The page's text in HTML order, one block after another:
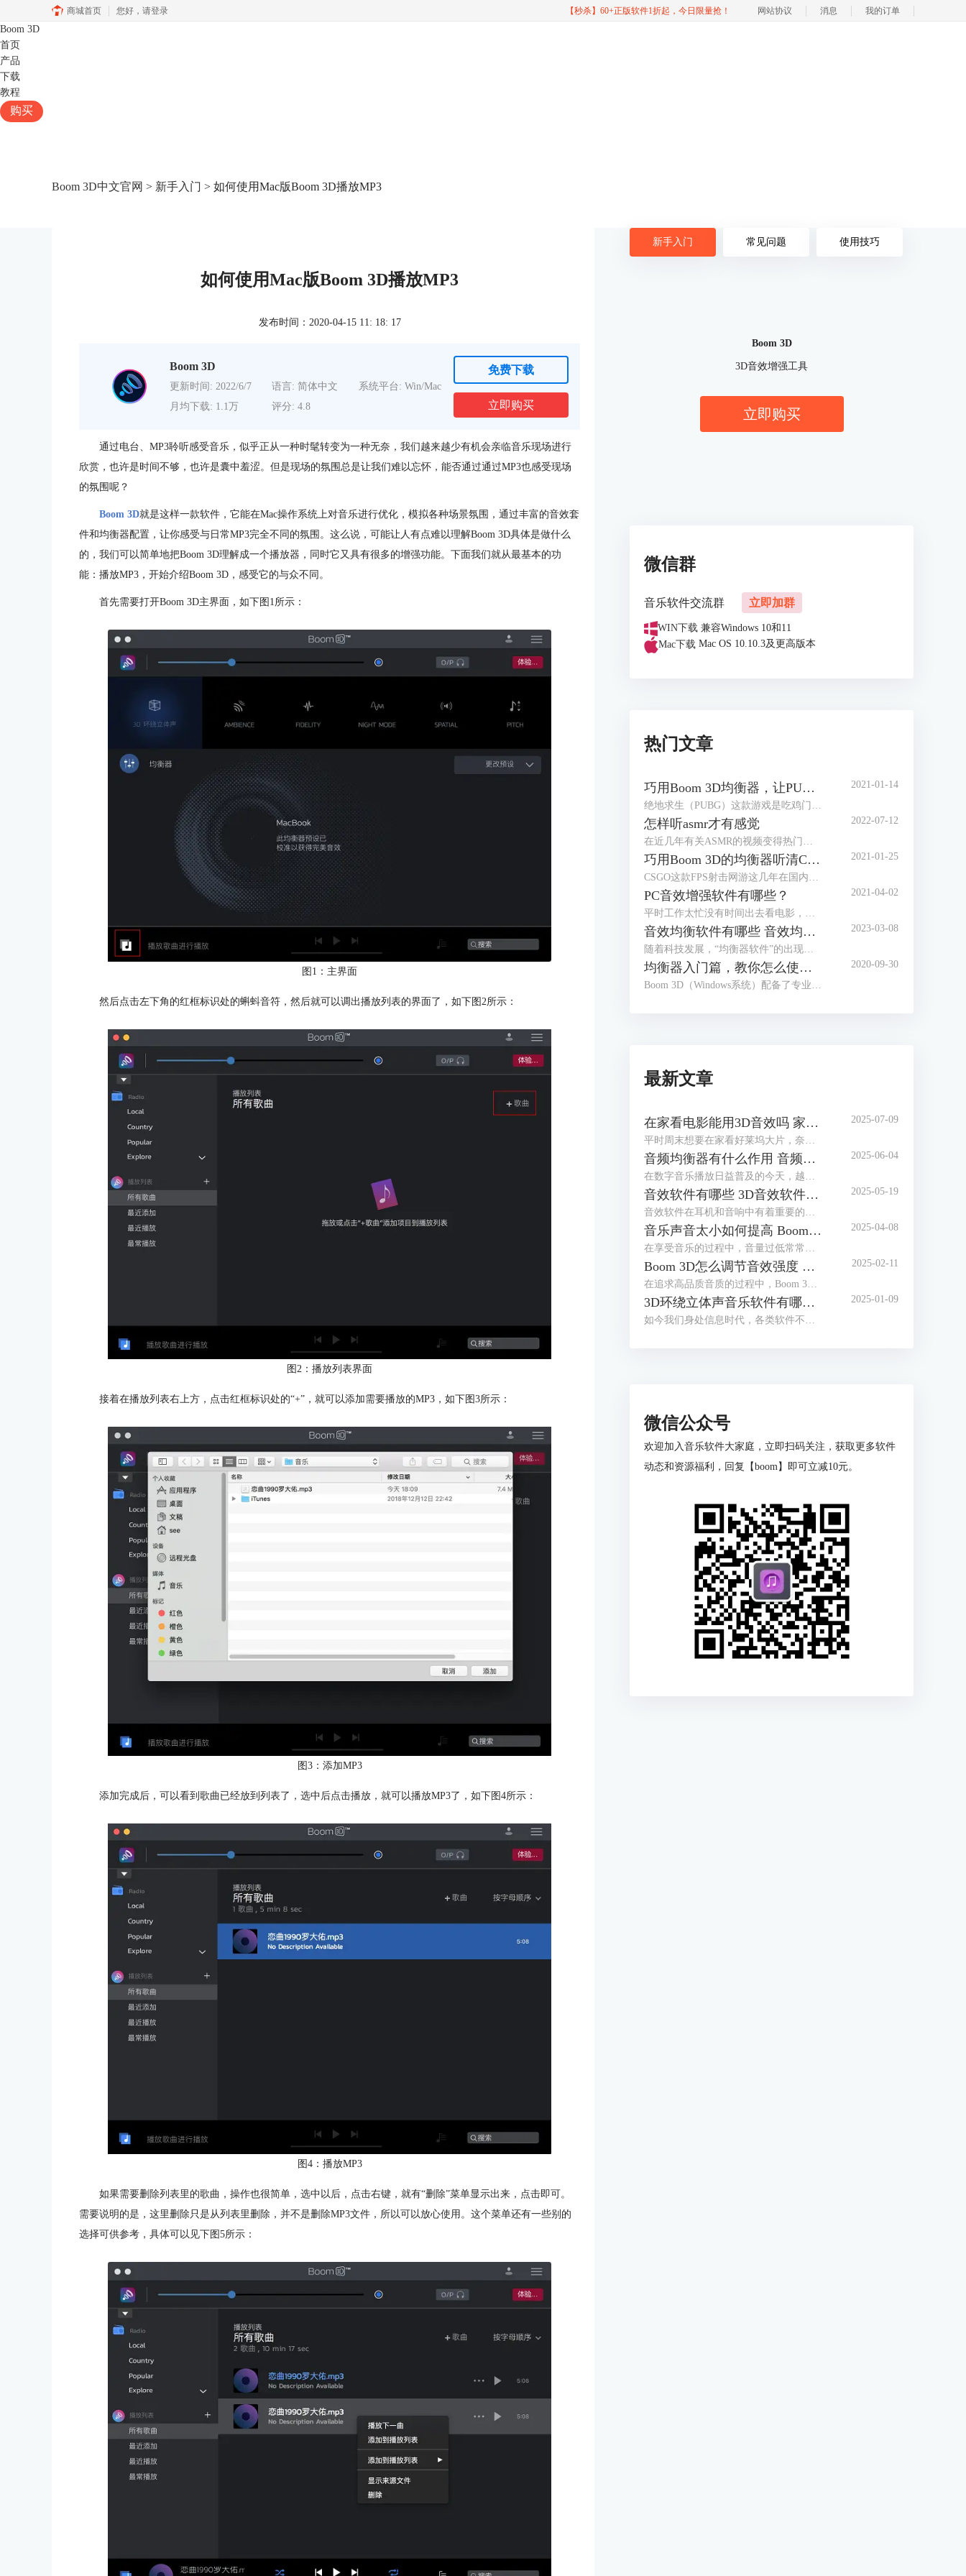
商城首页 您好， 请登录 【秒杀】60+正版软件1折起，今日限量抢！ 网站协议 消息 我的订单
Boom 3D
首页
产品
下载
教程
购买
Boom 3D中文官网 > 新手入门 > 如何使用Mac版Boom 3D播放MP3
如何使用Mac版Boom 3D播放MP3
发布时间：2020-04-15 11: 18: 17
Boom 3D
更新时间: 2022/6/7 语言: 简体中文
系统平台: Win/Mac
月均下载: 1.1万
评分: 4.8
免费下载
立即购买
通过电台、MP3聆听感受音乐，似乎正从一种时髦转变为一种无奈，我们越来越少有机会亲临音乐现场进行
欣赏，也许是时间不够，也许是囊中羞涩。但是现场的氛围总是让我们难以忘怀，能否通过通过MP3也感受现场
的氛围呢？
Boom 3D就是这样一款软件，它能在Mac操作系统上对音乐进行优化，模拟各种场景氛围，通过丰富的音效套
件和均衡器配置，让你感受与日常MP3完全不同的氛围。这么说，可能让人有点难以理解Boom 3D具体是做什么
的，我们可以简单地把Boom 3D理解成一个播放器，同时它又具有很多的增强功能。下面我们就从最基本的功
能：播放MP3，开始介绍Boom 3D，感受它的与众不同。
首先需要打开Boom 3D主界面，如下图1所示：
图1：主界面
然后点击左下角的红框标识处的蝌蚪音符，然后就可以调出播放列表的界面了，如下图2所示：
图2：播放列表界面
接着在播放列表右上方，点击红框标识处的“+”，就可以添加需要播放的MP3，如下图3所示：
图3：添加MP3
添加完成后，可以看到歌曲已经放到列表了，选中后点击播放，就可以播放MP3了，如下图4所示：
图4：播放MP3
如果需要删除列表里的歌曲，操作也很简单，选中以后，点击右键，就有“删除”菜单显示出来，点击即可。
需要说明的是，这里删除只是从列表里删除，并不是删除MP3文件，所以可以放心使用。这个菜单还有一些别的
选择可供参考，具体可以见下图5所示：
新手入门 常见问题 使用技巧
Boom 3D
3D音效增强工具
立即购买
微信群
音乐软件交流群 立即加群
WIN下载 兼容Windows 10和11
Mac下载 Mac OS 10.10.3及更高版本
热门文章
巧用Boom 3D均衡器，让PUBG脚步声更清晰
绝地求生（PUBG）这款游戏是吃鸡门类的佼佼者，在国内有大量玩家。它上市已经有段时间，服务器里高手遍地，那有没有方法让小白玩家在对局里获得优势，也能畅快吃鸡？本文就来介绍Windows系统上怎样用Boom 3D的均衡器放大“吃鸡”里的脚步声。
2021-01-14
怎样听asmr才有感觉
在近几年有关ASMR的视频变得热门起来，内容多种多样，有揉搓纸袋、敲打键盘，也有温柔低语的人声。很多人认为观看这些视频都会有种放松的感觉，甚至有人把ASMR视频作为助眠的工具来播放。
2022-07-12
巧用Boom 3D的均衡器听清CSGO的脚步声
CSGO这款FPS射击网游这几年在国内很火爆，如何才能在这款游戏中获得优势呢？均衡器就能帮上大忙。本文介绍如何用音频增强软件Boom 3D的均衡器让CSGO的脚步声更容易听清。
2021-01-25
PC音效增强软件有哪些？
平时工作太忙没有时间出去看电影，但在家用电脑看，戴上耳机也没有影院身临其境的感觉；男朋友打游戏的耳机都用了好几年了，但新款耳机的价格望而却步；邀请朋友来家里开派对，小小的蓝牙音箱也营造不出动感的氛围……面对这样的窘境，我们只需要一个PC音效增强软件，就可以解决问题！
2021-04-02
音效均衡软件有哪些 音效均衡器软件哪个好
随着科技发展，“均衡器软件”的出现可以让你的普通设备秒变“柏林之声”。但是市面上的音效均衡器质量参差不齐，本文就来告诉大家音效均衡软件有哪些，音效均衡器软件哪个好。
2023-03-08
均衡器入门篇，教你怎么使用Boom 3D均衡器
Boom 3D（Windows系统）配备了专业的均衡器功能，用户只要使用鼠标滑动电位推拉器就可以完成音频的校准，以调配出适合各种音乐流派、演奏乐器的预设类型。另外，Boom 3D还提供了多达20种的预设类型，用户可以基于这些预设类型，发挥自我创造力，定制自己喜欢的预设。
2020-09-30
最新文章
在家看电影能用3D音效吗 家用电脑如何设置3D音效
平时周末想要在家看好莱坞大片，奈何家里音响不给力怎么办？其实每个电影爱好者都有一个电影梦：在家也能享受一把影院级视听享受，最不济也要有一个3D级别音响来满足耳朵的电影需求。如果在家看电影能用3D音效吗？家用电脑如何设置3D音效？今天就和大家一起来了解如何在家实现音效自由。
2025-07-09
音频均衡器有什么作用 音频均衡器怎么调节
在数字音乐播放日益普及的今天，越来越多人开始追求更加个性化和高质量的听觉体验。随着技术的发展，各种音频处理工具应运而生，其中Boom 3D中的音频均衡器功能因其强大的功能和易用性获得了许多音乐爱好者的青睐。本篇文章就将为大家介绍音频均衡器有什么用以及音频均衡器怎么调节的相关内容。
2025-06-04
音效软件有哪些 3D音效软件哪个好
音效软件在耳机和音响中有着重要的作用。音效软件可以改善音频的质量，包括增强低音、中音和高音，调整音量平衡，以获得更好的听觉体验。通过专业的软件工具，根据自己听音的喜好对EQ进行适当调节，从而获得自己最满意的音质效果。其还可以实现声音的3D定制。根据用户的耳廓形状和听力特征，定制专属的音效方案。这有助于创造更逼真的环境音效，例如在游戏中感受到敌人的位置或在影片中营造更真实的氛围。本篇文章将为大家介绍音效软件有哪些以及3D音效软件哪个好。
2025-05-19
音乐声音太小如何提高 Boom 3D如何增强音乐声音强度
在享受音乐的过程中，音量过低常常会影响听觉体验，尤其是在使用耳机或扬声器时。这不仅会影响听觉体验，还可能导致错过音乐中的细节。因此，本篇文章就将为大家介绍音乐声音太小如何提高以及Boom 3D如何增强音乐声音强度的相关内容。
2025-04-08
Boom 3D怎么调节音效强度 Boom 3D能调节音质吗
在追求高品质音质的过程中，Boom 3D凭借其强大的音效调节功能，被众多音乐爱好者和玩家所青睐。调节音效强度是提升听觉体验的关键，Boom 3D能够让我们根据个人喜好，自由地增强或降低音效，让每一首曲子都能展现出自己想要的效果。本篇文章就将为大家介绍Boom 3D怎么调节音效强度以及Boom 3D能调节音质吗的相关内容。
2025-02-11
3D环绕立体声音乐软件有哪些 3D环绕立体音乐制作教程
如今我们身处信息时代，各类软件不断更新迭代，有老版本的优化，也有新兴软件的出现。音频处理软件也层出不穷，通过音频软件的处理可以让我们体验到3D环绕立体音乐。本篇文章就为大家介绍3D环绕立体声音乐软件有哪些以及3D环绕立体音乐制作教程的相关内容。
2025-01-09
微信公众号
欢迎加入音乐软件大家庭，立即扫码关注，获取更多软件
动态和资源福利，回复【boom】即可立减10元。